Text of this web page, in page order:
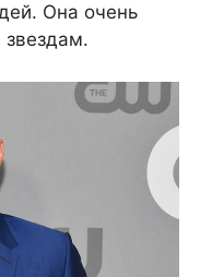
Она очень
звездам.